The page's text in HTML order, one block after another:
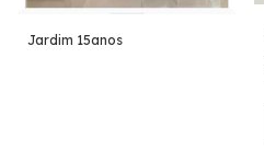
Jardim 15anos